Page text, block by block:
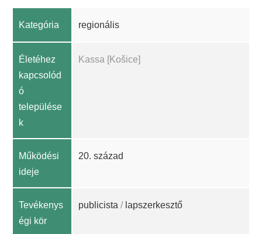
Kategória regionális
Életéhez
kapcsolód
ó
települése
k
Kassa [Košice]
Működési
ideje
20. század
Tevékenys
égi kör
publicista / lapszerkesztő